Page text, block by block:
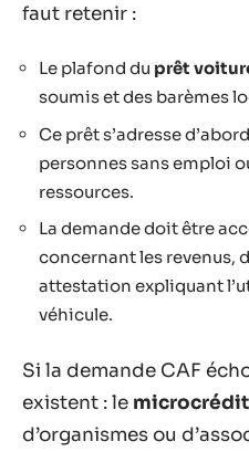
faut retenir :
Le plafond du prêt
soumis et des barèmes
Ce prêt s’adresse
personnes sans emploi
ressources.
La demande doit être
concernant les revenus,
attestation expliquant
véhicule.
Si la demande CAF
existent : le
d’organismes ou